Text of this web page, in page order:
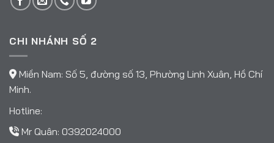
CHI NHÁNH SỐ 2
Miền Nam: Số 5, đường số 13, Phường Linh Xuân, Hồ Chí
Minh.
Hotline:
Mr Quân: 0392024000